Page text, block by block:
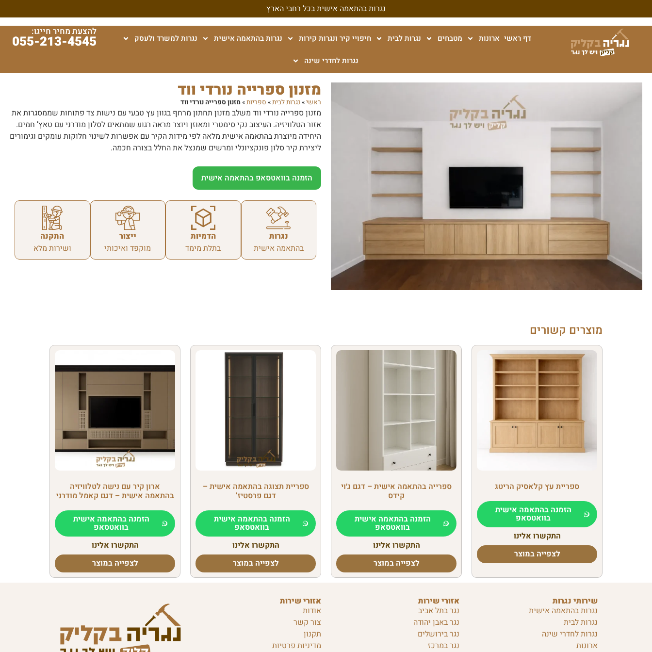
נגרות בהתאמה אישית בכל רחבי הארץ
דף ראשי ארונות מטבחים נגרות לבית חיפויי קיר ונגרות קירות נגרות בהתאמה אישית נגרות למשרד ולעסק
נגרות לחדרי שינה
להצעת מחיר חייגו:
055-213-4545
מזנון ספרייה נורדי ווד
ראשי» נגרות לבית» ספריות» מזנון ספרייה נורדי ווד
מזנון ספרייה נורדי ווד משלב מזנון תחתון מרחף בגוון עץ טבעי עם נישות צד פתוחות שממסגרות את
אזור הטלוויזיה. העיצוב נקי סימטרי ומאוזן ויוצר מראה רגוע שמתאים לסלון מודרני עם טאץ’ חמים.
היחידה מיוצרת בהתאמה אישית מלאה לפי מידות הקיר עם אפשרות לשינוי חלוקות עומקים וגימורים
ליצירת קיר סלון פונקציונלי ומרשים שמנצל את החלל בצורה חכמה.
הזמנה בוואטסאפ בהתאמה אישית
נגרות
בהתאמה אישית
הדמיות
בתלת מימד
ייצור
מוקפד ואיכותי
התקנה
ושירות מלא
מוצרים קשורים
ספריית עץ קלאסיק הריטג
הזמנה בהתאמה אישית
בוואטסאפ
התקשרו אלינו
לצפייה במוצר
ספרייה בהתאמה אישית – דגם ג׳וי
קידס
הזמנה בהתאמה אישית
בוואטסאפ
התקשרו אלינו
לצפייה במוצר
ספריית תצוגה בהתאמה אישית –
דגם פרסטיז’
הזמנה בהתאמה אישית
בוואטסאפ
התקשרו אלינו
לצפייה במוצר
ארון קיר עם נישה לטלוויזיה
בהתאמה אישית – דגם קאמל מודרני
הזמנה בהתאמה אישית
בוואטסאפ
התקשרו אלינו
לצפייה במוצר
שירותי נגרות
נגרות בהתאמה אישית
נגרות לבית
נגרות לחדרי שינה
ארונות
אזורי שירות
נגר בתל אביב
נגר באבן יהודה
נגר בירושלים
נגר במרכז
אזורי שירות
אודות
צור קשר
תקנון
מדיניות פרטיות